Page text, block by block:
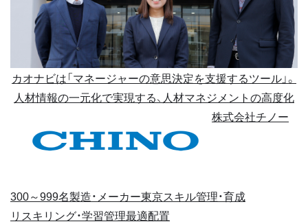
カオナビは「マネージャーの意思決定を支援するツール」。
人材情報の一元化で実現する、人材マネジメントの高度化
株式会社チノー
300～999名製造・メーカー東京スキル管理・育成
リスキリング・学習管理最適配置